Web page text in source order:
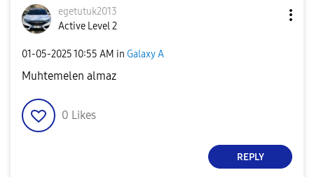
egetutuk2013
Active Level 2
‎01-05-202510:55 AM in Galaxy A
Muhtemelen almaz
0 Likes
REPLY